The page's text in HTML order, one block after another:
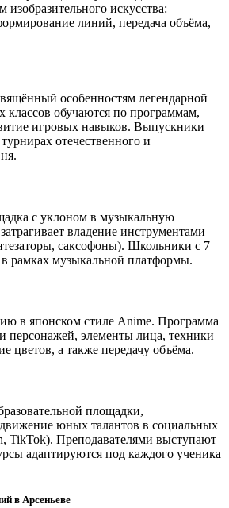
искусства:
линий, передача объёма,
особенностям легендарной
обучаются по программам,
игровых навыков. Выпускники
отечественного и
с уклоном в музыкальную
владение инструментами
саксофоны). Школьники с 7
рамках музыкальной платформы.
в японском стиле Anime. Программа
персонажей, элементы лица, техники
цветов, а также передачу объёма.
площадки,
юных талантов в социальных
TikTok). Преподавателями выступают
адаптируются под каждого ученика
в Арсеньеве